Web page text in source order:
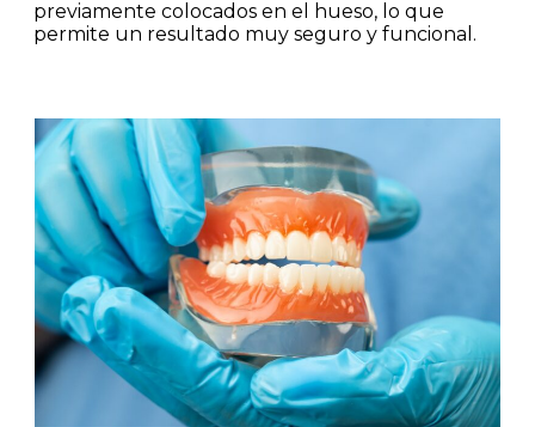
previamente colocados en el hueso, lo que
permite un resultado muy seguro y funcional.